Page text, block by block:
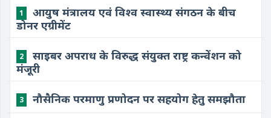
1
आयुष मंत्रालय एवं विश्व स्वास्थ्य संगठन के बीच
डोनर एग्रीमेंट
2
साइबर अपराध के विरुद्ध संयुक्त राष्ट्र कन्वेंशन को
मंजूरी
3 नौसैनिक परमाणु प्रणोदन पर सहयोग हेतु समझौता